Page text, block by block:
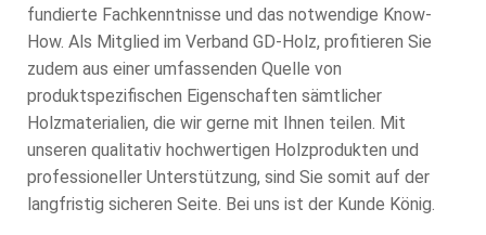
fundierte Fachkenntnisse und das notwendige Know-
How. Als Mitglied im Verband GD-Holz, profitieren Sie
zudem aus einer umfassenden Quelle von
produktspezifischen Eigenschaften sämtlicher
Holzmaterialien, die wir gerne mit Ihnen teilen. Mit
unseren qualitativ hochwertigen Holzprodukten und
professioneller Unterstützung, sind Sie somit auf der
langfristig sicheren Seite. Bei uns ist der Kunde König.